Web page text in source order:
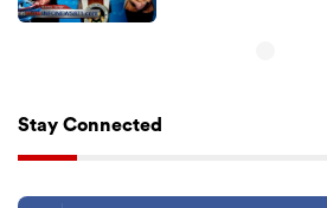
Stay Connected